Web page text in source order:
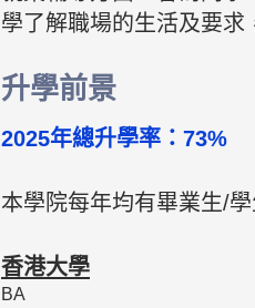
學了解職場的生活及要求
升學前景
2025年總升學率：73%
本學院每年均有畢業生/
香港大學
BA